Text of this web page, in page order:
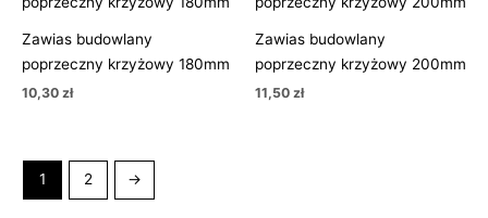
Zawias budowlany
poprzeczny krzyżowy 180mm
10,30 zł
Zawias budowlany
poprzeczny krzyżowy 200mm
11,50 zł
1 2 →